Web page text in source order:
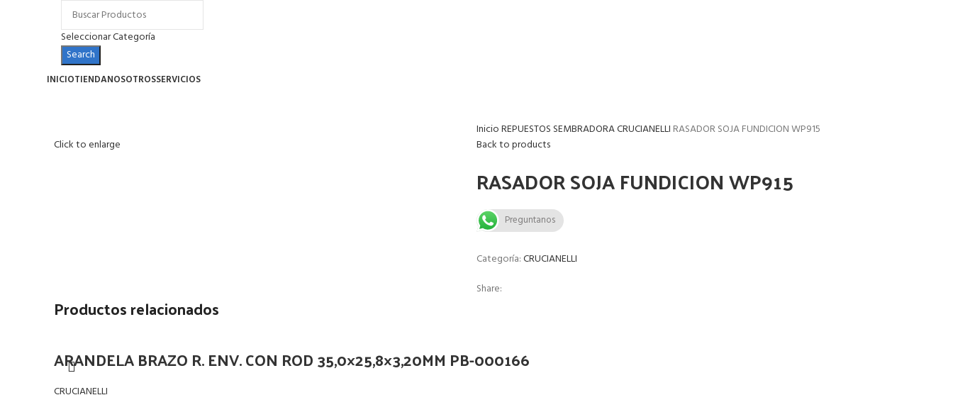
Seleccionar Categoría
Search
INICIOTIENDANOSOTROSSERVICIOS
Click to enlarge
InicioREPUESTOS SEMBRADORACRUCIANELLI RASADOR SOJA FUNDICION WP915
Back to products
RASADOR SOJA FUNDICION WP915
Preguntanos
Categoría:CRUCIANELLI
Share:
Productos relacionados
ARANDELA BRAZO R. ENV. CON ROD 35,0×25,8×3,20MM PB-000166